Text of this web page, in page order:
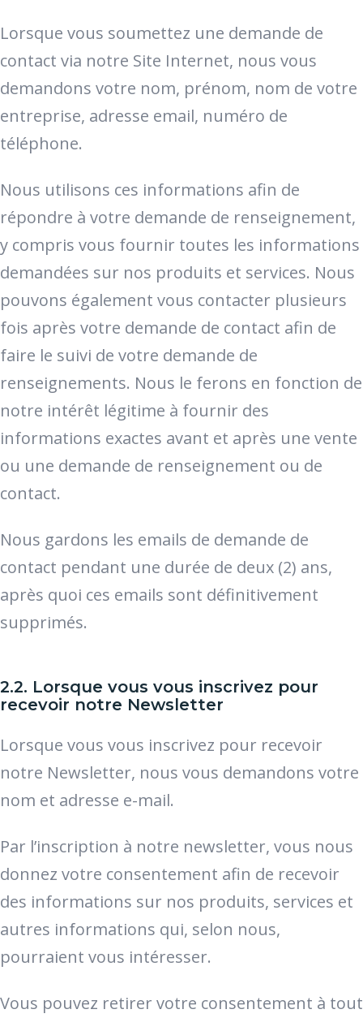
Lorsque vous soumettez une demande de
contact via notre Site Internet, nous vous
demandons votre nom, prénom, nom de votre
entreprise, adresse email, numéro de
téléphone.
Nous utilisons ces informations afin de
répondre à votre demande de renseignement,
y compris vous fournir toutes les informations
demandées sur nos produits et services. Nous
pouvons également vous contacter plusieurs
fois après votre demande de contact afin de
faire le suivi de votre demande de
renseignements. Nous le ferons en fonction de
notre intérêt légitime à fournir des
informations exactes avant et après une vente
ou une demande de renseignement ou de
contact.
Nous gardons les emails de demande de
contact pendant une durée de deux (2) ans,
après quoi ces emails sont définitivement
supprimés.
2.2. Lorsque vous vous inscrivez pour
recevoir notre Newsletter
Lorsque vous vous inscrivez pour recevoir
notre Newsletter, nous vous demandons votre
nom et adresse e-mail.
Par l’inscription à notre newsletter, vous nous
donnez votre consentement afin de recevoir
des informations sur nos produits, services et
autres informations qui, selon nous,
pourraient vous intéresser.
Vous pouvez retirer votre consentement à tout